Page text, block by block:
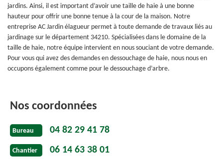
jardins. Ainsi, il est important d’avoir une taille de haie à une bonne
hauteur pour offrir une bonne tenue à la cour de la maison. Notre
entreprise AC Jardin élagueur permet à toute demande de travaux liés au
jardinage sur le département 34210. Spécialisées dans le domaine de la
taille de haie, notre équipe intervient en nous souciant de votre demande.
Pour vous qui avez des demandes en dessouchage de haie, nous nous en
occupons également comme pour le dessouchage d’arbre.
Nos coordonnées
Bureau 04 82 29 41 78
Chantier 06 14 63 38 01